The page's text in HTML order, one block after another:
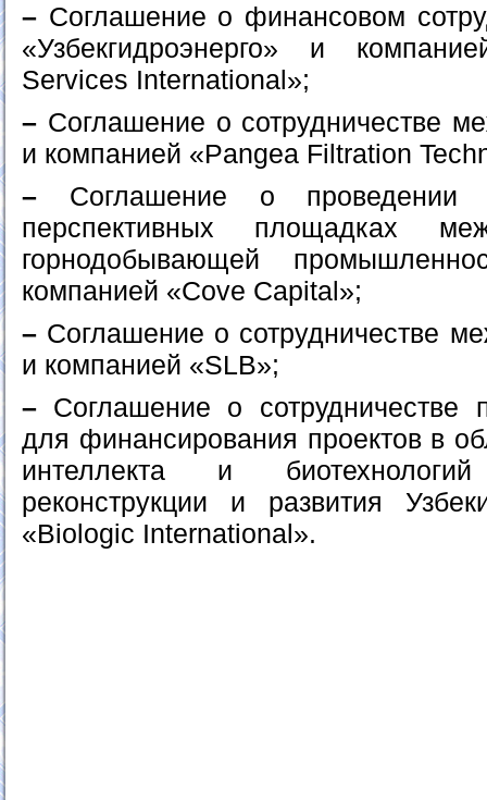
– Соглашение о финансовом
«Узбекгидроэнерго» и
Services International»;
– Соглашение о сотрудничестве
и компанией «Pangea Filtration
– Соглашение о проведении
перспективных площадках
горнодобывающей
компанией «Cove Capital»;
– Соглашение о сотрудничестве
и компанией «SLB»;
– Соглашение о
для финансирования проектов в
интеллекта и
реконструкции и развития
«Biologic International».